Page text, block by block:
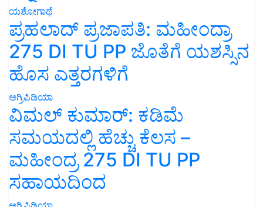
ಯಶೋಗಾಥೆ
ಪ್ರಹಲಾದ್ ಪ್ರಜಾಪತಿ: ಮಹೀಂದ್ರಾ
275 DI TU PP ಜೊತೆಗೆ ಯಶಸ್ಸಿನ
ಹೊಸ ಎತ್ತರಗಳಿಗೆ
ಅಗ್ರಿಪಿಡಿಯಾ
ವಿಮಲ್ ಕುಮಾರ್: ಕಡಿಮೆ
ಸಮಯದಲ್ಲಿ ಹೆಚ್ಚು ಕೆಲಸ –
ಮಹೀಂದ್ರ 275 DI TU PP
ಸಹಾಯದಿಂದ